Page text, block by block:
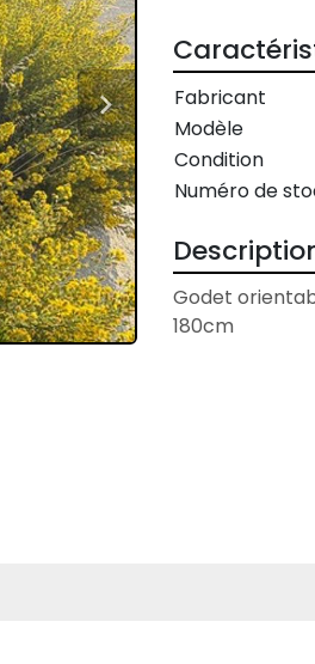
Fabricant
Modèle
Condition
Numéro de
Godet
180cm